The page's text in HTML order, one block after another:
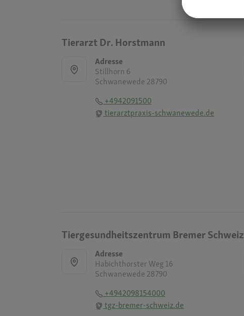
Tierarzt Dr. Horstmann
Adresse
Stillhorn 6
Schwanewede 28790
+4942091500
tierarztpraxis-schwanewede.de
Tiergesundheitszentrum Bremer Schweiz
Adresse
Habichthorster Weg 16
Schwanewede 28790
+4942098154000
tgz-bremer-schweiz.de